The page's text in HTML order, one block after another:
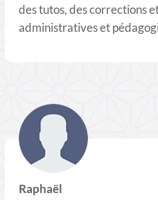
des tutos, des corrections
administratives et
Raphaël